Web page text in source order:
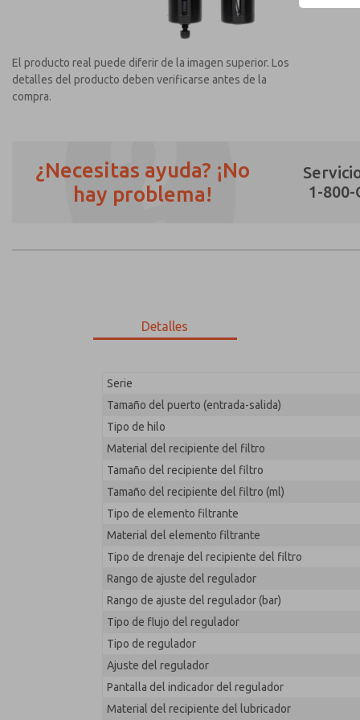
El producto real puede diferir de la imagen superior. Los
detalles del producto deben verificarse antes de la
compra.
¿Necesitas ayuda? ¡No
hay problema!
1-800-
Detalles
Serie
Tamaño del puerto (entrada-salida)
Tipo de hilo
Material del recipiente del filtro
Tamaño del recipiente del filtro
Tamaño del recipiente del filtro (ml)
Tipo de elemento filtrante
Material del elemento filtrante
Tipo de drenaje del recipiente del filtro
Rango de ajuste del regulador
Rango de ajuste del regulador (bar)
Tipo de flujo del regulador
Tipo de regulador
Ajuste del regulador
Pantalla del indicador del regulador
Material del recipiente del lubricador
¿Método de Contacto Preferido?